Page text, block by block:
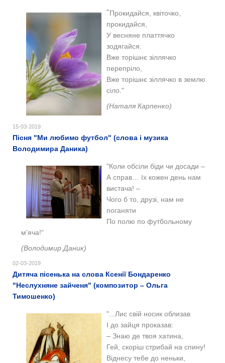
"Прокидайся, квіточко,
прокидайся,
У весняне платтячко
зодягайся.
Вже торішнє зіллячко
перепріло,
Вже торішнє зіллячко в землю
сіло."
(Наталя Карпенко)
15-03-2019
Пісня "Ми любимо футбол" (слова і музика
Володимира Даника)
"Коли обсіли біди чи досади –
А справ… їх кожен день нам
вистача! –
Чого б то, друзі, нам не
поганяти
По полю по футбольному
м’яча!"
(Володимир Даник)
02-03-2019
Дитяча пісенька на слова Ксенії Бондаренко
"Неслухняне зайченя" (композитор – Ольга
Тимошенко)
"...Лис свій носик облизав
І до зайця проказав:
– Знаю де твоя хатина,
Гей, скоріш стрибай на спину!
Віднесу тебе до неньки,